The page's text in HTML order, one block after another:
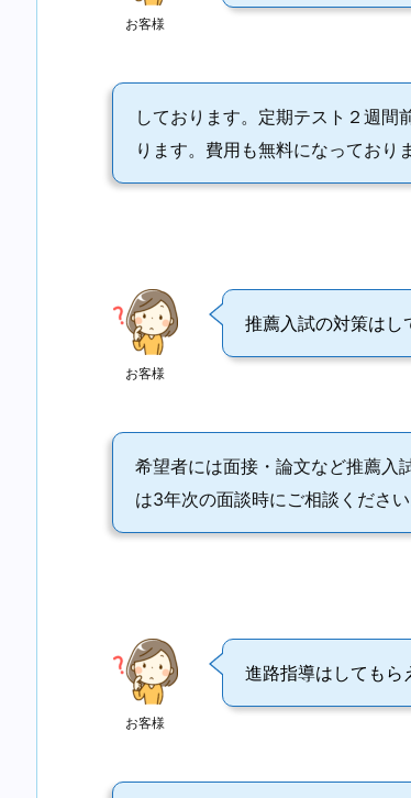
お客様
しております。定期テスト２週間
ります。費用も無料になっており
お客様
推薦入試の対策はし
希望者には面接・論文など推薦入
は3年次の面談時にご相談ください
お客様
進路指導はしてもら